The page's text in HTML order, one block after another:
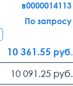
в0000014113
По запросу
10 361.55 руб.
10 091.25 руб.